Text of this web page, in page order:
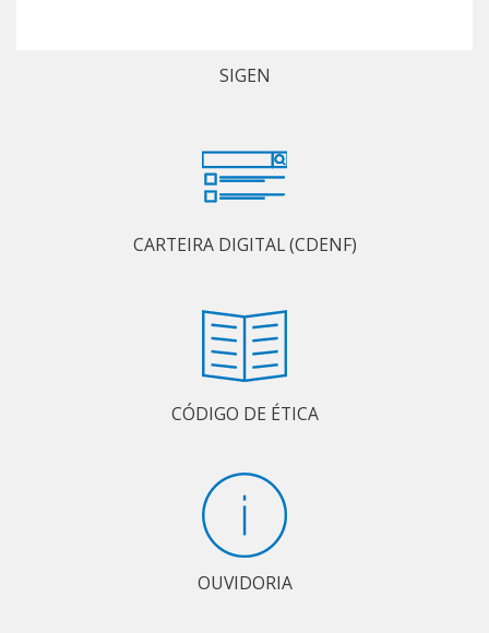
SIGEN
CARTEIRA DIGITAL (CDENF)
CÓDIGO DE ÉTICA
OUVIDORIA